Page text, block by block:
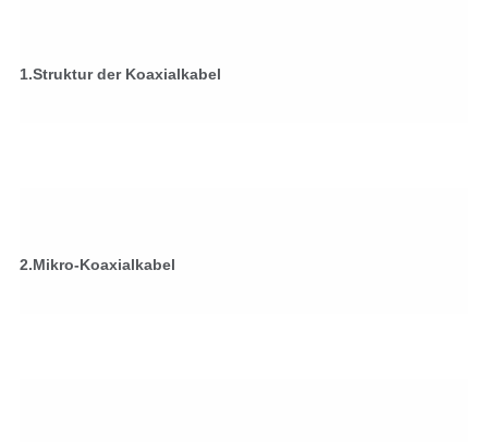
1.Struktur der Koaxialkabel
2.Mikro-Koaxialkabel